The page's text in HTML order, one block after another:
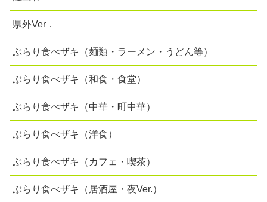
県外Ver．
ぶらり食べザキ（麺類・ラーメン・うどん等）
ぶらり食べザキ（和食・食堂）
ぶらり食べザキ（中華・町中華）
ぶらり食べザキ（洋食）
ぶらり食べザキ（カフェ・喫茶）
ぶらり食べザキ（居酒屋・夜Ver.）